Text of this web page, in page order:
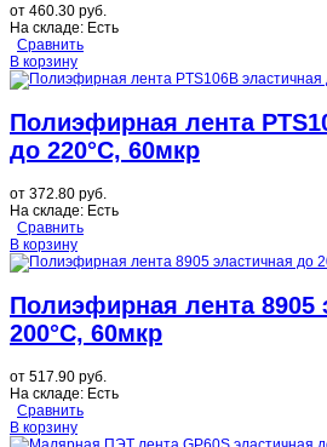
от 460.30 руб.
На складе: Есть
Сравнить
В корзину
Полиэфирная лента
до 220°C, 60мкр
от 372.80 руб.
На складе: Есть
Сравнить
В корзину
Полиэфирная лента 8905
200°C, 60мкр
от 517.90 руб.
На складе: Есть
Сравнить
В корзину